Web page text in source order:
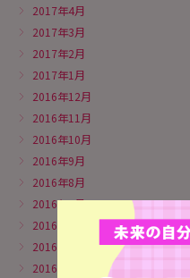
2017年4月
2017年3月
2017年2月
2017年1月
2016年12月
2016年11月
2016年10月
2016年9月
2016年8月
2016年7月
2016年6月
2016年5月
2016年4月